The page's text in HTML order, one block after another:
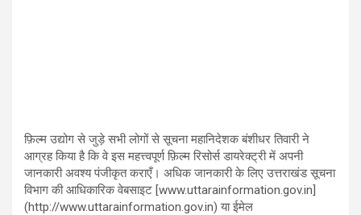
फ़िल्म उद्योग से जुड़े सभी लोगों से सूचना महानिदेशक बंशीधर तिवारी ने
आग्रह किया है कि वे इस महत्त्वपूर्ण फ़िल्म रिसोर्स डायरेक्ट्री में अपनी
जानकारी अवश्य पंजीकृत कराएँ। अधिक जानकारी के लिए उत्तराखंड सूचना
विभाग की आधिकारिक वेबसाइट [www.uttarainformation.gov.in]
(http://www.uttarainformation.gov.in) या ईमेल